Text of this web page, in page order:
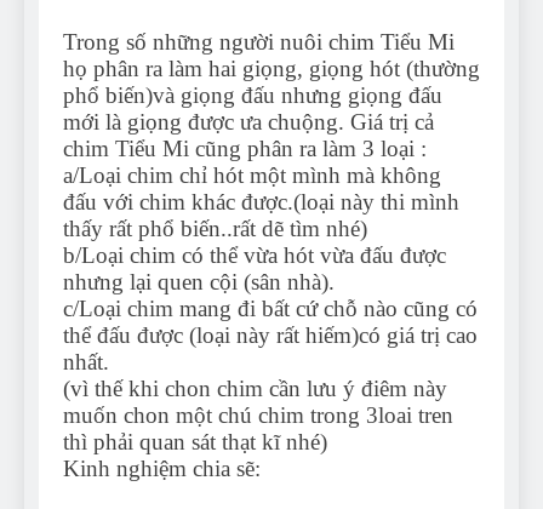
Trong số những người nuôi chim Tiểu Mi
họ phân ra làm hai giọng, giọng hót (thường
phổ biến)và giọng đấu nhưng giọng đấu
mới là giọng được ưa chuộng. Giá trị cả
chim Tiểu Mi cũng phân ra làm 3 loại :
a/Loại chim chỉ hót một mình mà không
đấu với chim khác được.(loại này thi mình
thấy rất phổ biến..rất dẽ tìm nhé)
b/Loại chim có thể vừa hót vừa đấu được
nhưng lại quen cội (sân nhà).
c/Loại chim mang đi bất cứ chỗ nào cũng có
thể đấu được (loại này rất hiếm)có giá trị cao
nhất.
(vì thế khi chon chim cần lưu ý điêm này
muốn chon một chú chim trong 3loai tren
thì phải quan sát thạt kĩ nhé)
Kinh nghiệm chia sẽ: